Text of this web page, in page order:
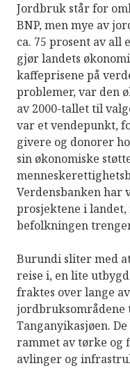
Jordbruk står for
BNP, men mye av
ca. 75 prosent av all
gjør landets
kaffeprisene på
problemer, var den
av 2000-tallet til
var et vendepunkt,
givere og donorer
sin økonomiske
Verdensbanken har
prosjektene i landet,
befolkningen
Burundi sliter med
reise i, en lite
fraktes over lange
jordbruksområdene
Tanganyikasjøen.
rammet av tørke og
avlinger og